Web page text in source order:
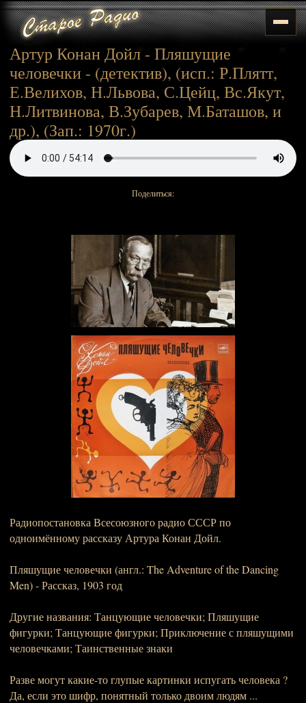
Артур Конан Дойл - Пляшущие
человечки - (детектив), (исп.: Р.Плятт,
Е.Велихов, Н.Львова, С.Цейц, Вс.Якут,
Н.Литвинова, В.Зубарев, М.Баташов, и
др.), (Зап.: 1970г.)
Поделиться:
Радиопостановка Всесоюзного радио СССР по
одноимённому рассказу Артура Конан Дойл.
Пляшущие человечки (англ.: The Adventure of the Dancing
Men) - Рассказ, 1903 год
Другие названия: Танцующие человечки; Пляшущие
фигурки; Танцующие фигурки; Приключение с пляшущими
человечками; Таинственные знаки
Разве могут какие-то глупые картинки испугать человека ?
Да, если это шифр, понятный только двоим людям ...